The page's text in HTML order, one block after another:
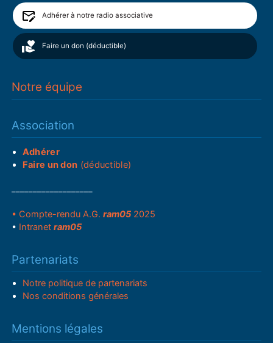
Adhérer à notre radio associative
Faire un don (déductible)
Notre équipe
Association
Adhérer
Faire un don (déductible)
• Compte-rendu A.G.ram05 2025
• Intranetram05
Partenariats
Notre politique de partenariats
Nos conditions générales
Mentions légales